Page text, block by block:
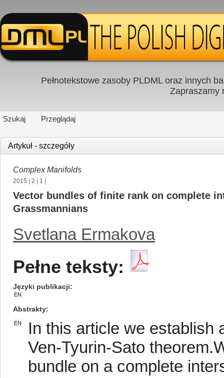
Pełnotekstowe zasoby PLDML oraz innych
Zapraszamy
Szukaj Przeglądaj
Artykuł - szczegóły
Complex Manifolds
2015 2 1
Vector bundles of finite rank on complete
Grassmannians
Svetlana Ermakova
Pełne teksty:
Języki publikacji
EN
Abstrakty
EN
In this article we establish
Ven-Tyurin-Sato
bundle on a complete